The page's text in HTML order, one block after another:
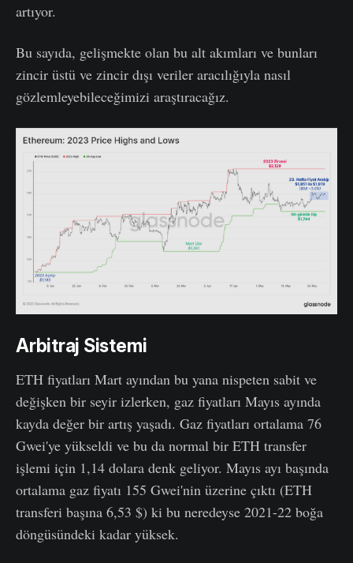
artıyor.
Bu sayıda, gelişmekte olan bu alt akımları ve bunları
zincir üstü ve zincir dışı veriler aracılığıyla nasıl
gözlemleyebileceğimizi araştıracağız.
Arbitraj Sistemi
ETH fiyatları Mart ayından bu yana nispeten sabit ve
değişken bir seyir izlerken, gaz fiyatları Mayıs ayında
kayda değer bir artış yaşadı. Gaz fiyatları ortalama 76
Gwei'ye yükseldi ve bu da normal bir ETH transfer
işlemi için 1,14 dolara denk geliyor. Mayıs ayı başında
ortalama gaz fiyatı 155 Gwei'nin üzerine çıktı (ETH
transferi başına 6,53 $) ki bu neredeyse 2021-22 boğa
döngüsündeki kadar yüksek.